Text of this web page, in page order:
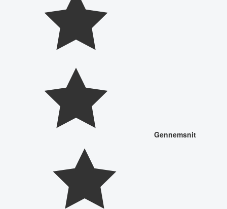
Gennemsnit